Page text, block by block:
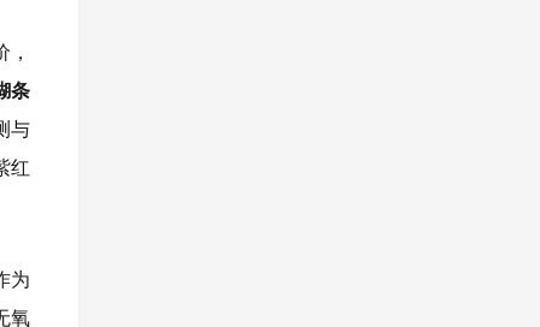
，
条
与
红
为
氧